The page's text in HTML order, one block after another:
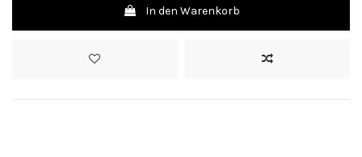
In den Warenkorb